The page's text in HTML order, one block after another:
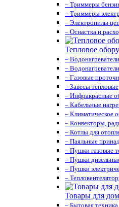
– Триммеры
– Триммеры
– Электропилы
– Оснастка и
Тепловое
–
–
– Газовые
– Завесы тепловые
– Инфракрасные
– Кабельные
– Климатическое
– Конвекторы,
– Котлы для
– Паяльные
– Пушки газовые
– Пушки
– Пушки
–
Товары для
– Бытовая техника